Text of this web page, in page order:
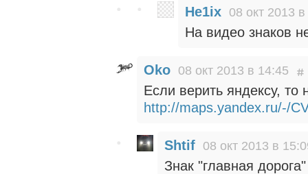
He1ix 08 окт 2013
На видео знаков
Oko 08 окт 2013 в 14:45
Если верить яндексу,
http://maps.yandex.ru/-/
Shtif 08 окт 2013 в
Знак "главная